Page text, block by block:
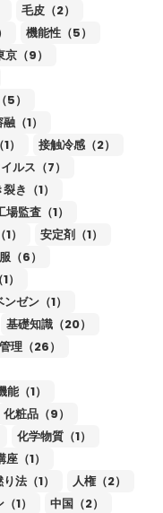
毛皮（2）
機能性（5）
京（9）
）
（1）
接触冷感（2）
ルス（7）
き（1）
場監査（1）
）
安定剤（1）
（6）
）
ゼン（1）
基礎知識（20）
理（26）
（1）
化粧品（9）
化学物質（1）
（1）
法（1）
人権（2）
1） 中国（2）